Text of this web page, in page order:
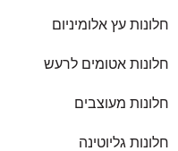
חלונות עץ אלומיניום
חלונות אטומים לרעש
חלונות מעוצבים
חלונות גליוטינה